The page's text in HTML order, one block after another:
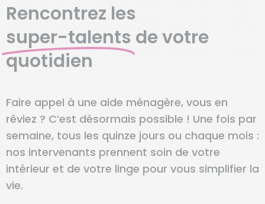
Rencontrez les
super-talents de votre
quotidien
Faire appel à une aide ménagère, vous en
rêviez ? C’est désormais possible ! Une fois par
semaine, tous les quinze jours ou chaque mois :
nos intervenants prennent soin de votre
intérieur et de votre linge pour vous simplifier la
vie.